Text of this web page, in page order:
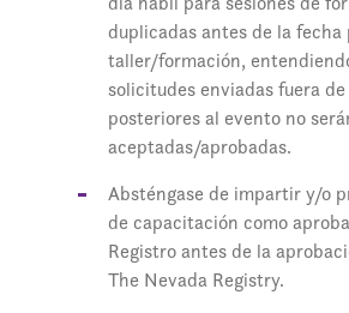
duplicadas antes de la fecha
taller/formación,
solicitudes enviadas fuera
posteriores al evento no
aceptadas/aprobadas.
Absténgase de impartir y/o
de capacitación como
Registro antes de la
The Nevada Registry.